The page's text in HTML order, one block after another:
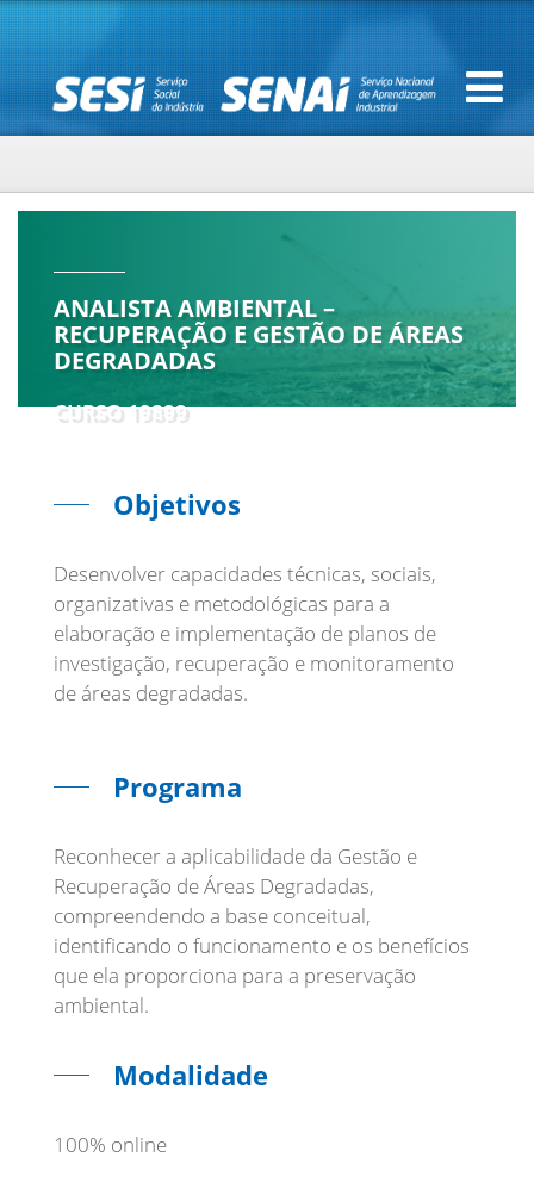
ANALISTA AMBIENTAL –
RECUPERAÇÃO E GESTÃO DE ÁREAS
DEGRADADAS
CURSO 19899
Objetivos
Desenvolver capacidades técnicas, sociais,
organizativas e metodológicas para a
elaboração e implementação de planos de
investigação, recuperação e monitoramento
de áreas degradadas.
Programa
Reconhecer a aplicabilidade da Gestão e
Recuperação de Áreas Degradadas,
compreendendo a base conceitual,
identificando o funcionamento e os benefícios
que ela proporciona para a preservação
ambiental.
Modalidade
100% online